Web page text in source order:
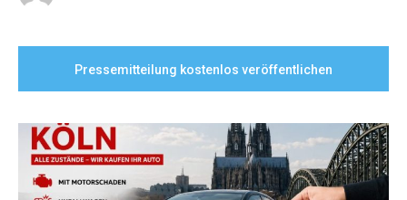
Pressemitteilung kostenlos veröffentlichen